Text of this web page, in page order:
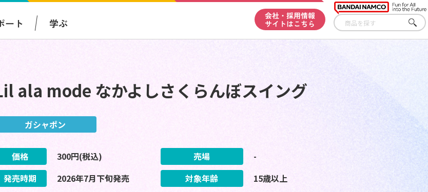
ート 学ぶ
会社・採用情報
サイトはこちら
さが
す
ala mode なかよしさくらんぼスイング
ガシャポン
価格 300円(税込) 売場
-
発売時期
2026年7月下旬発売 対象年齢 15歳以上